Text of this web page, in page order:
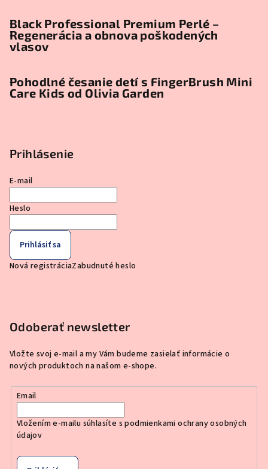
Black Professional Premium Perlé –
Regenerácia a obnova poškodených
vlasov
Pohodlné česanie detí s FingerBrush Mini
Care Kids od Olivia Garden
Prihlásenie
E-mail
Heslo
Prihlásiť sa
Nová registráciaZabudnuté heslo
Odoberať newsletter
Vložte svoj e-mail a my Vám budeme zasielať informácie o
nových produktoch na našom e-shope.
Email
Vložením e-mailu súhlasíte spodmienkami ochrany osobných
údajov